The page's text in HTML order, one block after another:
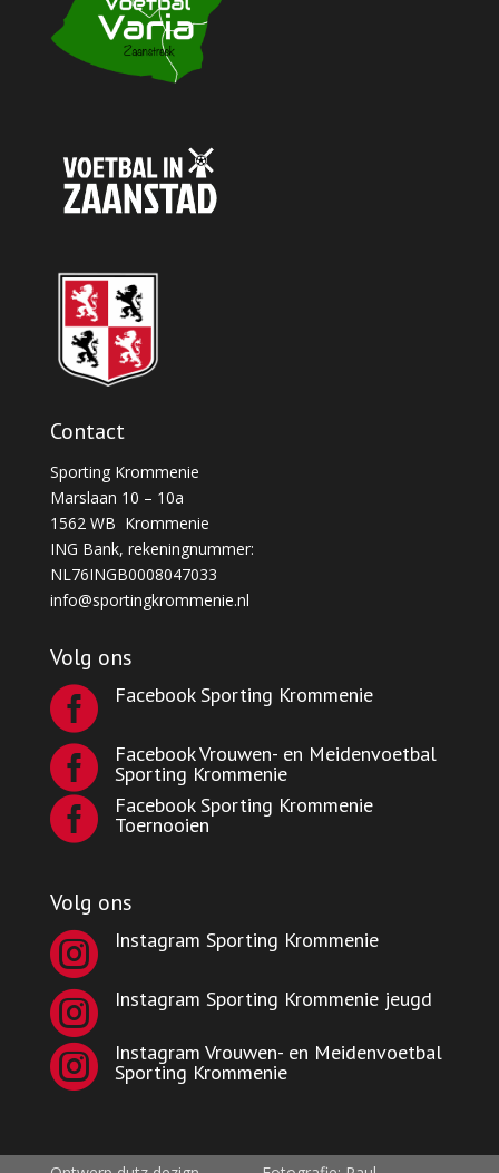
Contact
Sporting Krommenie
Marslaan 10 – 10a
1562 WB Krommenie
ING Bank, rekeningnummer:
NL76INGB0008047033
info@sportingkrommenie.nl
Volg ons
 Facebook Sporting Krommenie
 Facebook Vrouwen- en Meidenvoetbal
Sporting Krommenie
 Facebook Sporting Krommenie
Toernooien
Volg ons
 Instagram Sporting Krommenie
 Instagram Sporting Krommenie jeugd
 Instagram Vrouwen- en Meidenvoetbal
Sporting Krommenie